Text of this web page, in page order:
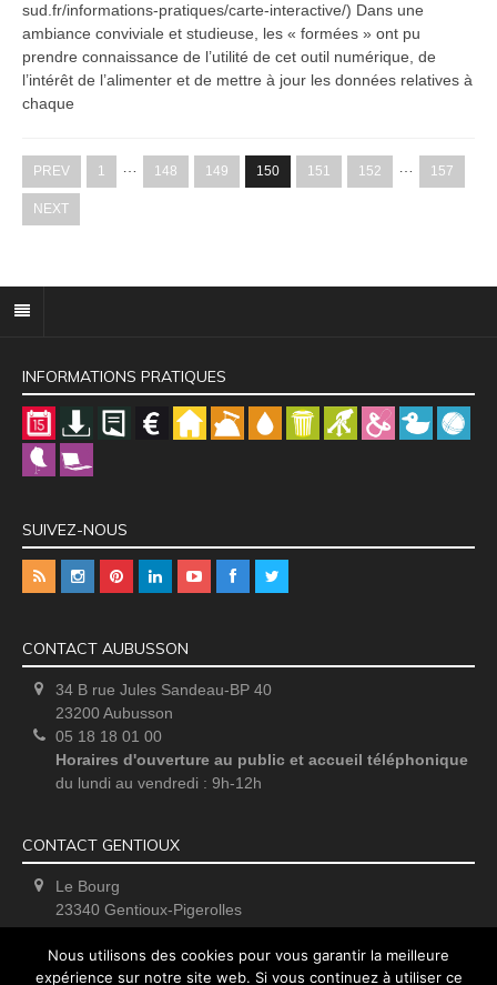
sud.fr/informations-pratiques/carte-interactive/) Dans une
ambiance conviviale et studieuse, les « formées » ont pu
prendre connaissance de l’utilité de cet outil numérique, de
l’intérêt de l’alimenter et de mettre à jour les données relatives à
chaque
PREV 1 148 149 150 151 152 157
NEXT
INFORMATIONS PRATIQUES
SUIVEZ-NOUS
CONTACT AUBUSSON
34 B rue Jules Sandeau-BP 40
23200 Aubusson
05 18 18 01 00
Horaires d'ouverture au public et accueil téléphonique
du lundi au vendredi : 9h-12h
CONTACT GENTIOUX
Le Bourg
23340 Gentioux-Pigerolles
Nous utilisons des cookies pour vous garantir la meilleure
expérience sur notre site web. Si vous continuez à utiliser ce